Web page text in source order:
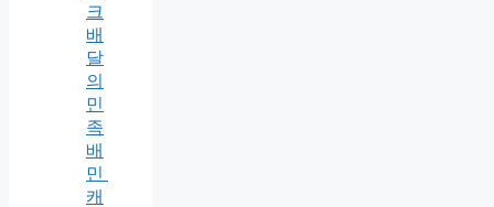
크
배
달
의
민
족
배
민
캐